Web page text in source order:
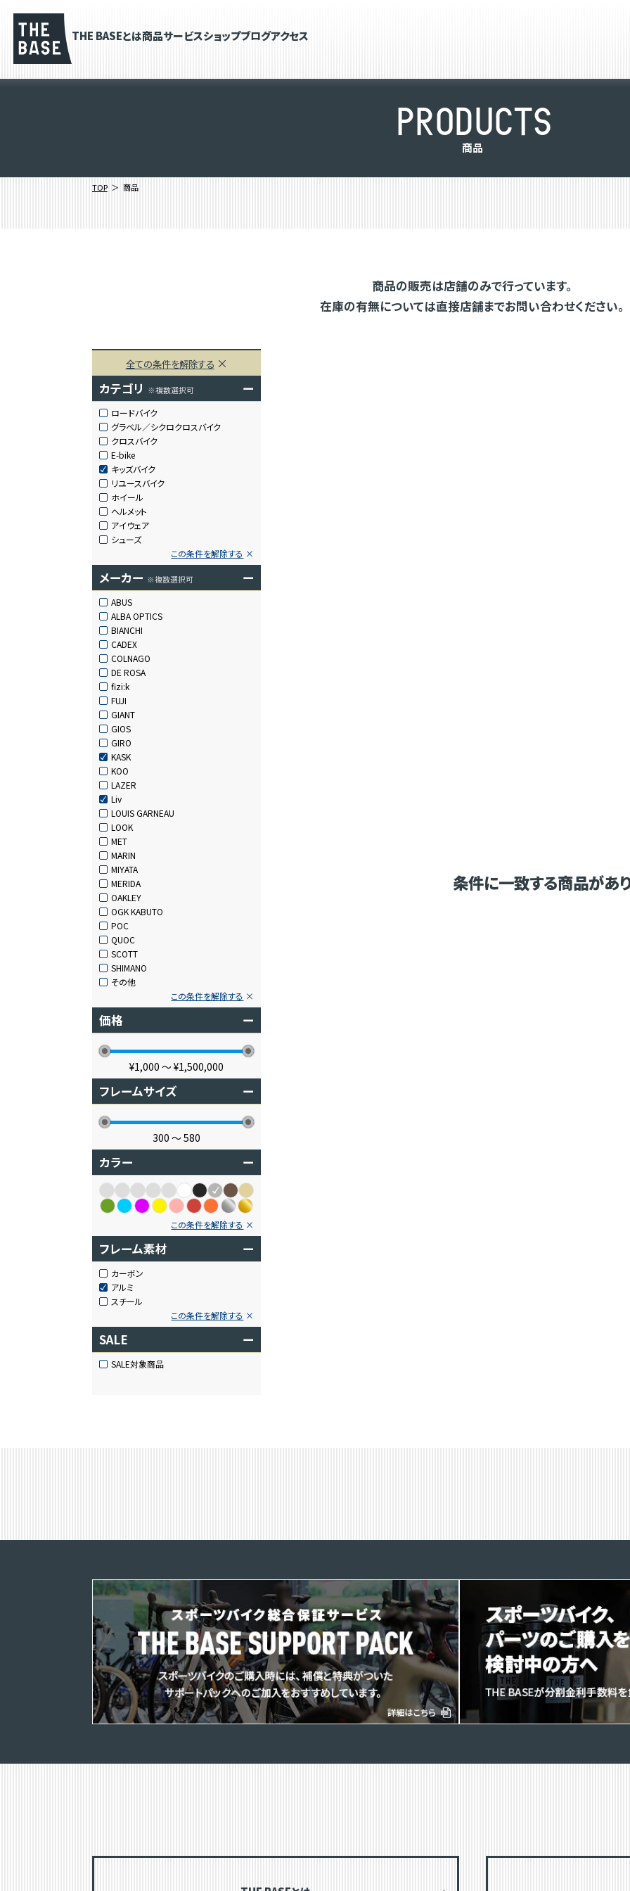
THE BASEとは商品サービスショップブログアクセス
PRODUCTS
商品
TOP 商品
商品の販売は店舗のみで行っています。
在庫の有無については直接店舗までお問い合わせください。
全ての条件を解除する
カテゴリ ※複数選択可 ー
ロードバイク
グラベル／シクロクロスバイク
クロスバイク
E-bike
キッズバイク
リユースバイク
ホイール
ヘルメット
アイウェア
シューズ
この条件を解除する
メーカー ※複数選択可 ー
ABUS
ALBA OPTICS
BIANCHI
CADEX
COLNAGO
DE ROSA
fizi:k
FUJI
GIANT
GIOS
GIRO
KASK
KOO
LAZER
Liv
LOUIS GARNEAU
LOOK
MET
MARIN
MIYATA
MERIDA
OAKLEY
OGK KABUTO
POC
QUOC
SCOTT
SHIMANO
その他
この条件を解除する
価格 ー
¥1,000 〜¥1,500,000
フレームサイズ ー
300 〜580
カラー ー
この条件を解除する
フレーム素材 ー
カーボン
アルミ
スチール
この条件を解除する
SALE ー
SALE対象商品
条件に一致する商品があ